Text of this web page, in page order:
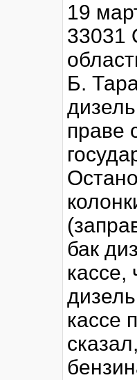
19
33031
Б.
праве
бак
кассе,
кассе